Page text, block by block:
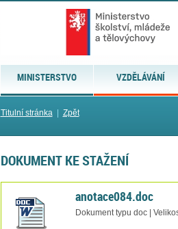
MINISTERSTVO VZDĚLÁVÁNÍ
Titulní stránka| Zpět
DOKUMENT KE STAŽENÍ
anotace084.doc
Dokument typu doc |